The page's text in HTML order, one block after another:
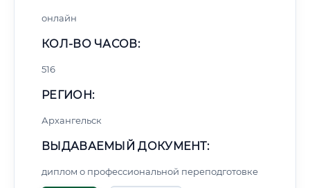
онлайн
КОЛ-ВО ЧАСОВ:
516
РЕГИОН:
Архангельск
ВЫДАВАЕМЫЙ ДОКУМЕНТ:
диплом о профессиональной переподготовке